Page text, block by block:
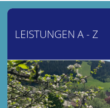
LEISTUNGEN A - Z